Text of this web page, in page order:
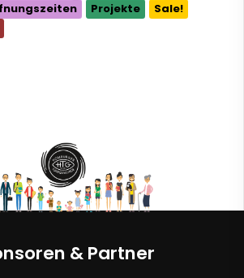
Projekte
Sale!
& Partner